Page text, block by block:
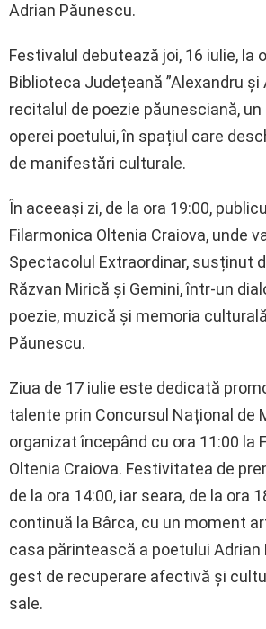
Adrian Păunescu.
Festivalul debutează joi, 16 iulie, la
Biblioteca Județeană ”Alexandru și
recitalul de poezie păunesciană,
operei poetului, în spațiul care
de manifestări culturale.
În aceeași zi, de la ora 19:00,
Filarmonica Oltenia Craiova, unde
Spectacolul Extraordinar, susținut
Răzvan Mirică și Gemini, într-un
poezie, muzică și memoria
Păunescu.
Ziua de 17 iulie este dedicată
talente prin Concursul Național de
organizat începând cu ora 11:00 la
Oltenia Craiova. Festivitatea de
de la ora 14:00, iar seara, de la ora
continuă la Bârca, cu un moment
casa părintească a poetului Adrian
gest de recuperare afectivă și
sale.